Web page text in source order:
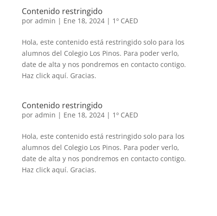
Contenido restringido
por admin | Ene 18, 2024| 1º CAED
Hola, este contenido está restringido solo para los
alumnos del Colegio Los Pinos. Para poder verlo,
date de alta y nos pondremos en contacto contigo.
Haz click aquí. Gracias.
Contenido restringido
por admin | Ene 18, 2024| 1º CAED
Hola, este contenido está restringido solo para los
alumnos del Colegio Los Pinos. Para poder verlo,
date de alta y nos pondremos en contacto contigo.
Haz click aquí. Gracias.